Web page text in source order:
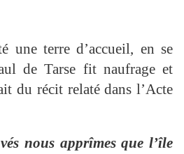
une terre d’accueil, en se
de Tarse fit naufrage et
du récit relaté dans l’Acte
nous apprîmes que l’île